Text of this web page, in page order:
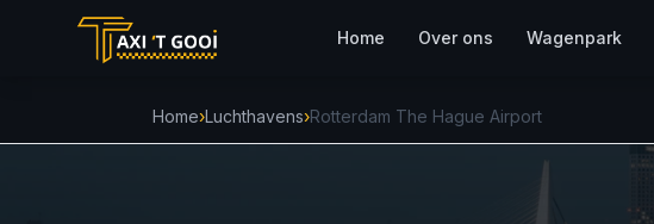
Home Over ons Wagenpark
Home›Luchthavens›Rotterdam The Hague Airport